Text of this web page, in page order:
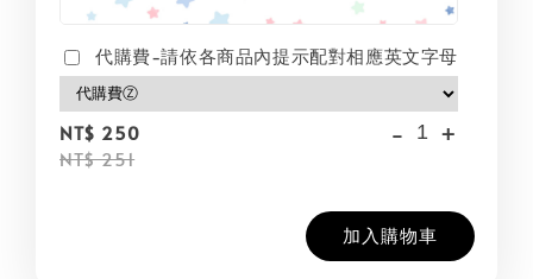
代購費-請依各商品內提示配對相應英文字母
NT$ 250
NT$ 251
- +
加入購物車